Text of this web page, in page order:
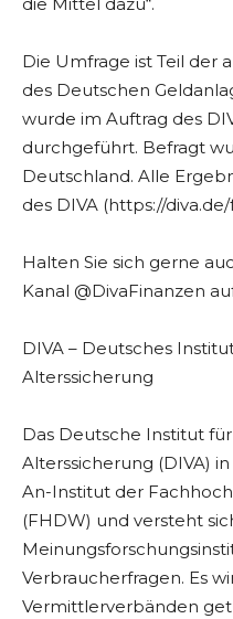
Die Umfrage ist Teil der
des Deutschen
wurde im Auftrag des
durchgeführt. Befragt
Deutschland. Alle
des DIVA (https://
Halten Sie sich gerne
Kanal @DivaFinanzen
DIVA – Deutsches
Alterssicherung
Das Deutsche Institut
Alterssicherung (DIVA)
An-Institut der
(FHDW) und versteht
Verbraucherfragen. Es
Vermittlerverbänden